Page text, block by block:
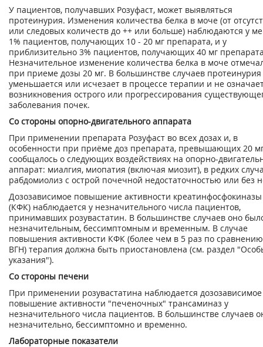
У пациентов, получавших Розуфаст, может выявляться
протеинурия. Изменения количества белка в моче (от
или следовых количеств до ++ или больше) наблюдаются у
1% пациентов, получающих 10 - 20 мг препарата, и у
приблизительно 3% пациентов, получающих 40 мг
Незначительное изменение количества белка в моче
при приеме дозы 20 мг. В большинстве случаев протеинурия
уменьшается или исчезает в процессе терапии и не
возникновения острого или прогрессирования
заболевания почек.
Со стороны опорно-двигательного аппарата
При применении препарата Розуфаст во всех дозах и, в
особенности при приёме доз препарата, превышающих 20
сообщалось о следующих воздействиях на опорно-
аппарат: миалгия, миопатия (включая миозит), в редких
рабдомиолиз с острой почечной недостаточностью или без
Дозозависимое повышение активности креатинфосфокиназы
(КФК) наблюдается у незначительного числа пациентов,
принимавших розувастатин. В большинстве случаев оно
незначительным, бессимптомным и временным. В случае
повышения активности КФК (более чем в 5 раз по
ВГН) терапия должна быть приостановлена (см. раздел
указания").
Со стороны печени
При применении розувастатина наблюдается дозозависимое
повышение активности "печеночных" трансаминаз у
незначительного числа пациентов. В большинстве случаев
незначительно, бессимптомно и временно.
Лабораторные показатели